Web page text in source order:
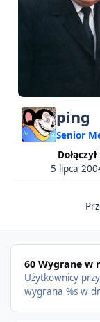
ping
Senior
Dołączył
5 lipca
60 Wygrane w
Użytkownicy
wygrana %s w